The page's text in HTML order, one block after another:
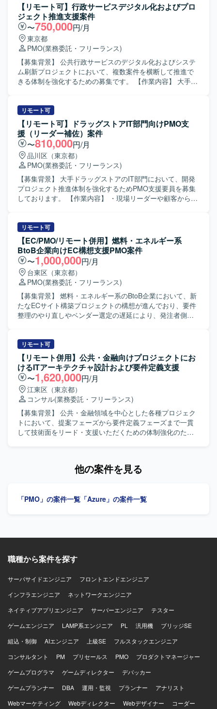
当して頂きます。 具体的には、RFIやRFPの作成、WBSの
作成・更新、進捗の可視化や課題・リスクの洗い出しおよ
び対策立案を行って頂きます。 また、プロジェクトメンバ
ーとなる社内人員に対して、助言やフォローを行いなが
ら、関係者を巻き込みつつプロジェクトを推進して頂きま
す。 【求める人物像】 PJ推進のために5W1Hを明確に示
し、自ら考えて行動に移せる方を求めております。 指示待
ちではなく、リーダーとして主体的かつ前向きに動けるタ
イプの方を歓迎いたします。 ベンダーや社内各部門との折
力】 社内システムやアプリのバージョンアップを通じて、
業務効率化や事業成長に直結するプロジェクトに上流工程
から関わることができます。 複数のステークホルダーと協
働しながら、要件整理から推進まで一貫して携わること
で、ビジネス理解とプロジェクトマネジメントスキルの双
方を高められる環境です。 【開発環境】 Webシステムおよ
びスマートフォンアプリケーションを対象としたプロジェ
クト環境となります。
【リモート可】行政サービスデジタル化およびプロ
ジェクト推進支援案件
〜750,000円/月
東京都
PMO(業務委託・フリーランス)
【募集背景】 公共行政サービスのデジタル化およびシステ
ム刷新プロジェクトにおいて、複数案件を横断して推進で
きる体制を強化するための募集です。 【作業内容】 大手コ
クトを横断した課題管理とプロジェクト推進をご担当いた
だきます。 ・複数プロジェクトにおける潜在課題やスコー
プアウト要素の検知・整理を行います。 ・課題解決および
次フェーズに向けた検討資料やドキュメントを作成しま
す。 ・クライアントとのディスカッションを通じて改善提
案を行います。 ・プロジェクト全体の推進およびデリバリ
ー支援を行います。 【求める人物像】 役職者を含む多様な
ステークホルダーと臆することなくコミュニケーションが
できる方を求めています。 自ら課題を見つけ、主体的に解
決に向けて推進できる方を歓迎いたします。 【ポジション
できます。 行政サービスのデジタル化を通じて社会的イン
パクトの大きい変革に関わることができ、コンサルティン
グスキルやプロジェクト推進力を高められるポジションで
す。 【開発環境】 業務特性上、特定の技術スタックに依存
しないコンサルティング・PMO支援が中心となります。
リモート可
【リモート可】ドラッグストアIT部門向けPMO支
援（リーダー補佐）案件
〜810,000円/月
品川区（東京都）
PMO(業務委託・フリーランス)
【募集背景】 大手ドラッグストアのIT部門において、開発
プロジェクト推進体制を強化するためPMO支援要員を募集
しております。 【作業内容】 ・現場リーダーや顧客からの
理、関係者との調整を能動的に推進していただきます。 ・
プロジェクトで発生する課題やリスクの洗い出しと整理、
改善案の検討支援を行います。 ・会議体の準備、議事録作
成、アクションアイテムのフォローなど、プロジェクト運
営に関わる業務を担当いただきます。 【求める人物像】 ・
自ら課題やタスクを見つけ、主体的に行動できる方を求め
ております。 ・指示された業務を正確かつスピーディに遂
行できる実行力のある方を歓迎いたします。 ・顧客やチー
ムメンバーと積極的にコミュニケーションを取り、周囲と
協調しながらプロジェクトを推進できる方が望ましいで
ト推進ノウハウを幅広く身につけることができます。 ・リ
ーダー補佐としてプロジェクト全体を俯瞰しながら業務に
携われるため、将来的なPMやPMOリードへのキャリアアッ
プにつなげやすいポジションです。 【開発環境】 ・詳細な
技術環境は非公開ですが、流通業向けシステムの開発プロ
ジェクトを対象としたPMO支援となります。
リモート可
【EC/PMO/リモート併用】燃料・エネルギー系
BtoB企業向けEC構想支援PMO案件
〜1,000,000円/月
台東区（東京都）
PMO(業務委託・フリーランス)
【募集背景】 燃料・エネルギー系のBtoB企業において、新
たなECサイト構築プロジェクトの構想が進んでおり、要件
整理のやり直しやベンダー選定の遅延により、発注者側の
募集しております。 【作業内容】 構想段階および要件整理
中のプロジェクトに参画いただき、発注者側PMOとしてプ
ロジェクト全体の推進支援を行っていただきます。具体的
には、要件整理資料や論点整理資料の作成、既存の構想資
料やRFP、業務フロー、現行システム資料を踏まえた再要
件整理を行っていただきます。また、課題管理表、ToDo管
理表、スケジュール表など各種管理資料の整備・更新、ベ
ンダー比較表・見積比較表の作成および更新、社内説明資
料や会議アジェンダの作成支援を行っていただきます。開
発ベンダーとの打合せに参加し、提案内容および見積内容
めていただける方を求めております。業務フローやシステ
ーションを円滑に行い、社内調整や経営層向け説明をリー
から参画し、要件定義・ベンダー選定といった上流フェー
経験を深めることができます。ECと業務システム・基幹シ
とシステム理解の両面でスキルアップが可能です。また、
レゼンテーションや意思決定支援の経験も積んでいただけ
ます。 【開発環境】 Backlogなどのタスク管理サービスを
活用しながら、各種管理表や資料の作成・更新を行ってい
ただく想定です。詳細なシステム環境については、ベンダ
リモート可
【リモート併用】公共・金融向けプロジェクトにお
けるITアーキテクチャ設計および要件定義支援
〜1,620,000円/月
江東区（東京都）
コンサル(業務委託・フリーランス)
【募集背景】 公共・金融領域を中心とした各種プロジェク
トにおいて、提案フェーズから要件定義フェーズまで一貫
して技術面をリード・支援いただくための体制強化のため
フェーズを支援いただきます。 提案担当と連携し、技術領
は、要件定義フェーズにおいて、技術的な整合性とビジネ
要件定義フェーズを遂行していただきます。 主な業務内容
ステム構成図およびアーキテクチャ案の作成、提案書にお
ドまたは支援、顧客または関係チームとの技術的な合意形
最適化や顧客ビジネスへの貢献を意識しながら、実案件で
の要件定義やアーキテクチャ設計を主体的にリードまたは
支援できる方を求めています。 理論だけでなく実務に基づ
いた提案や設計ができ、関係者との調整や合意形成を粘り
公共・金融といった大規模かつ社会的影響度の高いプロジ
ェクトにおいて、提案段階からグランドデザイン策定に関
件の両面からシステム全体を設計し、要件定義フェーズま
で一気通貫で携わることで、アーキテクトとしての経験値
を大きく高めることができます。 リード枠だけでなくメン
バー枠としても参画可能であり、アーキテクチャ設計スキ
他の案件を見る
「PMO」の案件一覧 「Azure」の案件一覧
職種から案件を探す
サーバサイドエンジニア
フロントエンドエンジニア
インフラエンジニア
ネットワークエンジニア
ネイティブアプリエンジニア
サーバーエンジニア
テスター
ゲームエンジニア
LAMP系エンジニア PL 汎用機
ブリッジSE
組込・制御
AIエンジニア 上級SE
フルスタックエンジニア
コンサルタント
PM プリセールス PMO
プロダクトマネージャー
ゲームプログラマ
ゲームディレクター
デバッカー
ゲームプランナー
DBA 運用・監視 プランナー
アナリスト
Webマーケティング
Webディレクター Webデザイナー
コーダー